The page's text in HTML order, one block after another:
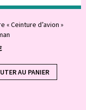
« Ceinture d’avion »
AU PANIER